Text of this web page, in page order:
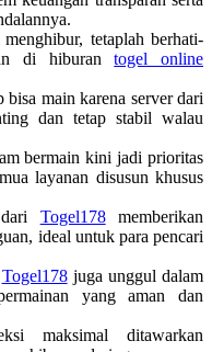
tetaplah berhati-
di hiburantogel online
main karena server dari
dan tetap stabil walau
bermain kini jadi prioritas
layanan disusun khusus
Togel178memberikan
ideal untuk para pencari
Togel178juga unggul dalam
yang aman dan
maksimal ditawarkan